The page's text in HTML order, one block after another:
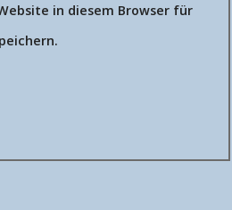
in diesem Browser für